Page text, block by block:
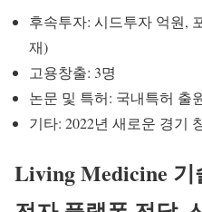
후속투자: 시드투자 억원,
재)
고용창출: 3명
논문 및 특허: 국내특허 출
기타: 2022년 새로운 경기
Living Medicine